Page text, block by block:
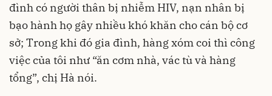
đình có người thân bị nhiễm HIV, nạn nhân bị
bạo hành họ gây nhiều khó khăn cho cán bộ cơ
sở; Trong khi đó gia đình, hàng xóm coi thì công
việc của tôi như “ăn cơm nhà, vác tù và hàng
tổng”, chị Hà nói.